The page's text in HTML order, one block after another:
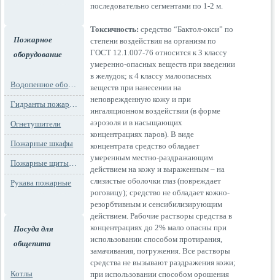
Пожарное
оборудование
Водопенное оборудование
Гидранты пожарные и подставки
Огнетушители
Пожарные шкафы
Пожарные щиты и стенды
Рукава пожарные
Посуда для
общепита
Котлы
последовательно сегментами по 1-2 м.
Токсичность: средство “Бактол-окси” по
степени воздействия на организм по
ГОСТ 12.1.007-76 относится к 3 классу
умеренно-опасных веществ при введении
в желудок; к 4 классу малоопасных
веществ при нанесении на
неповрежденную кожу и при
ингаляционном воздействии (в форме
аэрозоля и в насыщающих
концентрациях паров). В виде
концентрата средство обладает
умеренным местно-раздражающим
действием на кожу и выраженным – на
слизистые оболочки глаз (повреждает
роговицу); средство не обладает кожно-
резорбтивным и сенсибилизирующим
действием. Рабочие растворы средства в
концентрациях до 2% мало опасны при
использовании способом протирания,
замачивания, погружения. Все растворы
средства не вызывают раздражения кожи;
при использовании способом орошения